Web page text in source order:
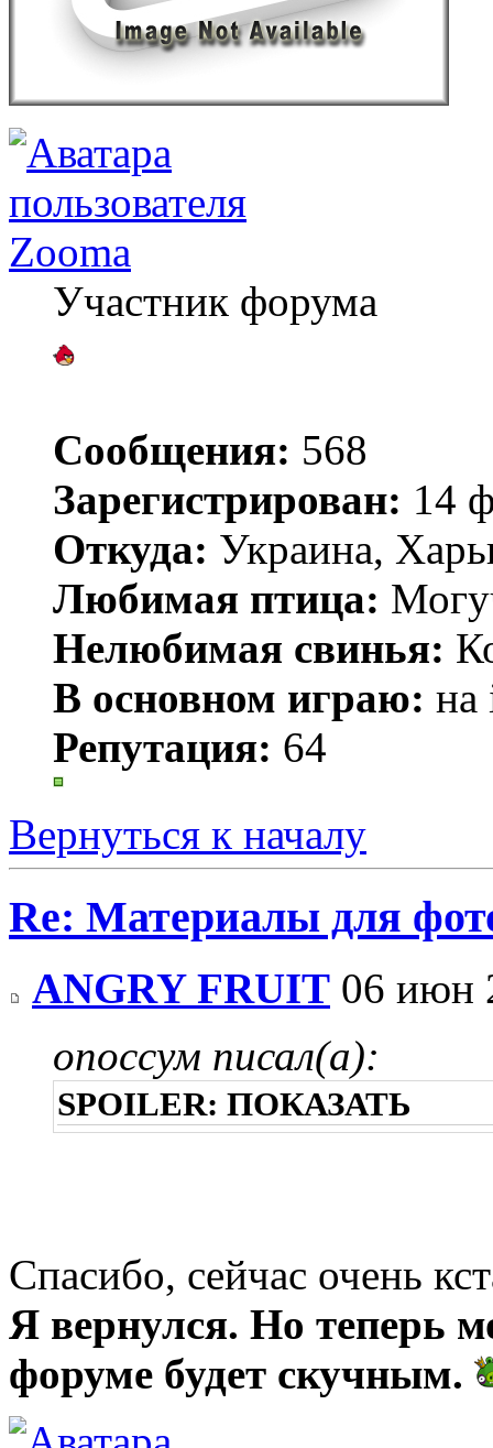
Zooma
Участник форума
Сообщения: 568
Зарегистрирован: 14
Откуда: Украина,
Любимая птица:
Нелюбимая свинья:
В основном играю: на
Репутация: 64
Вернуться к началу
Re: Материалы для
ANGRY FRUIT 06 июн
опоссум писал(а):
SPOILER: ПОКАЗАТЬ
Спасибо, сейчас очень
Я вернулся. Но теперь
форуме будет скучным.